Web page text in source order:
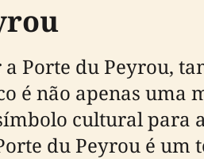
Porte du Peyrou,
é não apenas uma
cultural para
du Peyrou é